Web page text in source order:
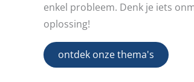
enkel probleem. Denk je iets
oplossing!
ontdek onze thema's